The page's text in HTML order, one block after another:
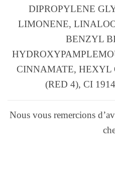
DIPROPYLENE
LIMONENE,
BENZYL
CINNAMATE, HEXYL
(RED 4), CI
Nous vous remercions